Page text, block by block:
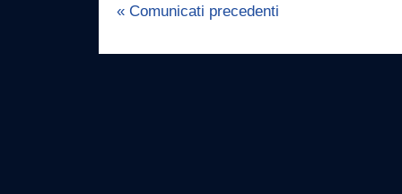
« Comunicati precedenti